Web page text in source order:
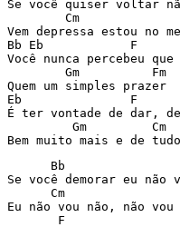
Se você quiser voltar
Cm
Vem depressa estou no
Bb Eb            F
Você nunca percebeu
Gm          Fm
Quem um simples prazer
Eb               F
É ter vontade de dar,
Gm         Cm
Bem muito mais e de
Bb
Se você demorar eu não
      Cm
Eu não vou não, não vou
       F